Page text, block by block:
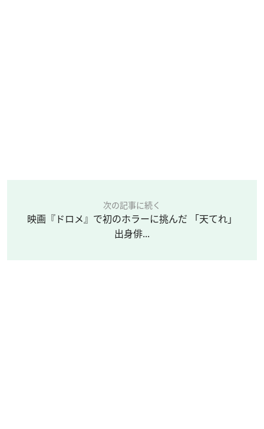
次の記事に続く
映画『ドロメ』で初のホラーに挑んだ 「天てれ」
出身俳...